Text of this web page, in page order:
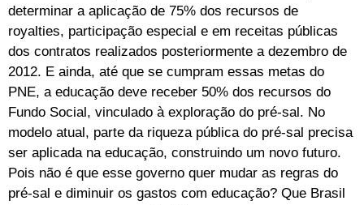
determinar a aplicação de 75% dos recursos de
royalties, participação especial e em receitas públicas
dos contratos realizados posteriormente a dezembro de
2012. E ainda, até que se cumpram essas metas do
PNE, a educação deve receber 50% dos recursos do
Fundo Social, vinculado à exploração do pré-sal. No
modelo atual, parte da riqueza pública do pré-sal precisa
ser aplicada na educação, construindo um novo futuro.
Pois não é que esse governo quer mudar as regras do
pré-sal e diminuir os gastos com educação? Que Brasil